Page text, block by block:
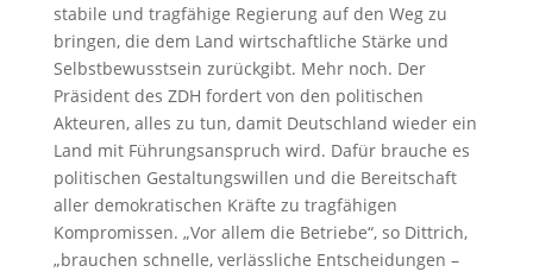
stabile und tragfähige Regierung auf den Weg zu
bringen, die dem Land wirtschaftliche Stärke und
Selbstbewusstsein zurückgibt. Mehr noch. Der
Präsident des ZDH fordert von den politischen
Akteuren, alles zu tun, damit Deutschland wieder ein
Land mit Führungsanspruch wird. Dafür brauche es
politischen Gestaltungswillen und die Bereitschaft
aller demokratischen Kräfte zu tragfähigen
Kompromissen. „Vor allem die Betriebe“, so Dittrich,
„brauchen schnelle, verlässliche Entscheidungen –